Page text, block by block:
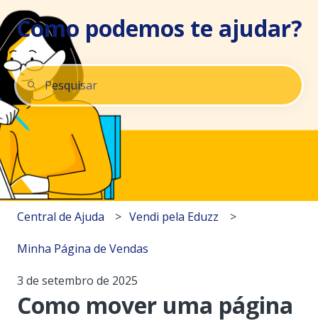
Como podemos te ajudar?
Não há sugestões porque o campo de pesquisa está
Central de Ajuda Vendi pela Eduzz
Minha Página de Vendas
3 de setembro de 2025
Como mover uma página